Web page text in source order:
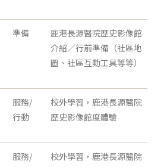
準備
鹿港長源醫院歷史影像館
介紹／行前準備（社區地
圖、社區互動工具等等）
服務/
行動
校外學習，鹿港長源醫院
歷史影像館度體驗
服務/
校外學習，鹿港長源醫院